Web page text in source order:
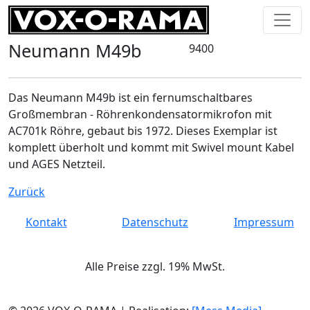
Neumann M49b 9400
Das Neumann M49b ist ein fernumschaltbares
Großmembran - Röhrenkondensatormikrofon mit
AC701k Röhre, gebaut bis 1972. Dieses Exemplar ist
komplett überholt und kommt mit Swivel mount Kabel
und AGES Netzteil.
Zurück
Kontakt
Datenschutz Impressum
Alle Preise zzgl. 19% MwSt.